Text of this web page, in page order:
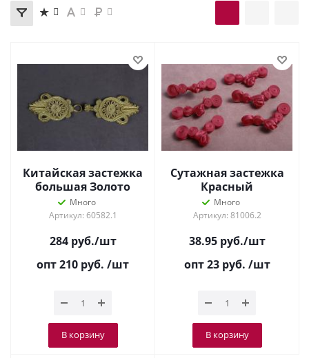
Китайская застежка
большая Золото
Много
Артикул: 60582.1
284руб./шт
опт 210 руб. /шт
В корзину
Сутажная застежка
Красный
Много
Артикул: 81006.2
38.95руб./шт
опт 23 руб. /шт
В корзину